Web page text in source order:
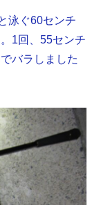
泳ぐ60センチ
1回、55センチ
バラしました